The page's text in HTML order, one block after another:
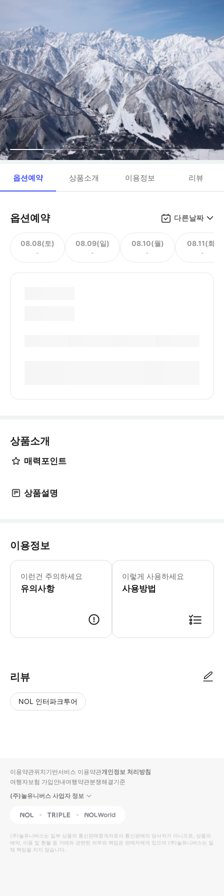
옵션예약 상품소개 이용정보 리뷰
옵션예약 다른날짜
08.08(토)
-
08.09(일)
-
08.10(월)
-
08.11(화)
-
상품소개
매력포인트
상품설명
이용정보
이런건 주의하세요
유의사항
15세 미만의 경우, 보호자(성인/18세
이렇게 사용하세요
사용방법
리뷰
NOL 인터파크투어
입니
다.
높
은
순
동
영
상
순
상
이용약관위치기반서비스 이용약관개인정보 처리방침
여행자보험 가입안내여행약관분쟁해결기준
(주)놀유니버스 사업자 정보
NOL Triple Interpark Global
(주)놀유니버스는 일부 상품의 통신판매중개자로서 통신판매의 당사자가 아니므로, 상품의
예약, 이용 및 환불 등 거래와 관련된 의무와 책임은 판매자에게 있으며 (주)놀유니버스는 일
체 책임을 지지 않습니다.